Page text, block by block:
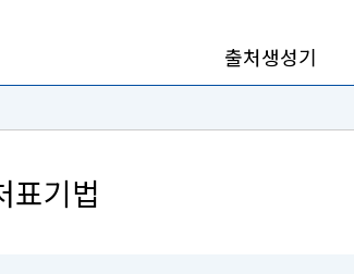
출처생성기
표기법